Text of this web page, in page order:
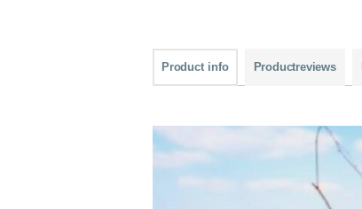
Product info Productreviews